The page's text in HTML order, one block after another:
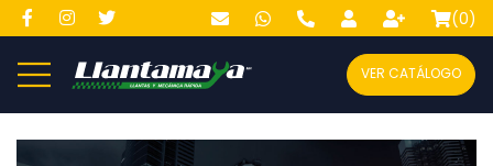
(0)
VER CATÁLOGO